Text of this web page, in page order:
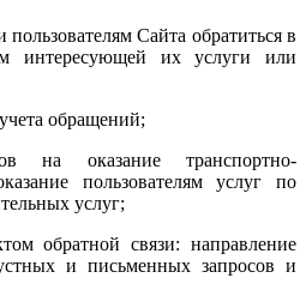
Сайта обратиться в
интересующей их услуги или
обращений;
на оказание транспортно-
пользователям услуг по
услуг;
обратной связи: направление
и письменных запросов и